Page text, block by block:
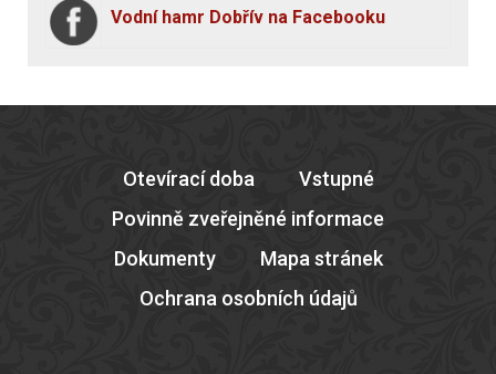
Vodní hamr Dobřív na Facebooku
Otevírací doba
Vstupné
Povinně zveřejněné informace
Dokumenty
Mapa stránek
Ochrana osobních údajů